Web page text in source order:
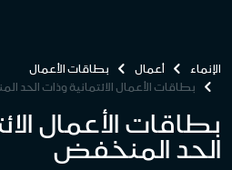
الإنماء أعمال
بطاقات الأعمال
بطاقات الأعمال الائتمانية وذات الحد
بطاقات الأعمال
الحد المنخفض